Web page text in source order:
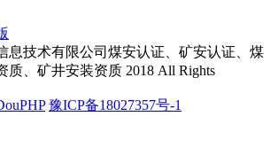
息技术有限公司煤安认证、矿安认证、煤
质、矿井安装资质 2018 All Rights
豫ICP备18027357号-1